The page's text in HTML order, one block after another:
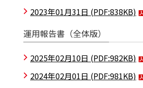
2023年01月31日 (PDF:838KB)
運用報告書（全体版）
2025年02月10日 (PDF:982KB)
2024年02月01日 (PDF:981KB)